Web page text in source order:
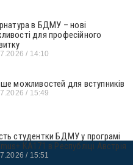
в БДМУ – нові
для професійного
14:10
можливостей для вступників
15:49
студентки БДМУ у програмі
KA171 в Республіці Австрія
15:51